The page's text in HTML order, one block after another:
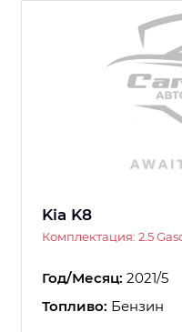
Kia K8
Комплектация: 2.5
Год/Месяц: 2021/5
Топливо: Бензин